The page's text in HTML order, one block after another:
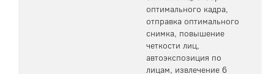
оптимального кадра,
отправка оптимального
снимка, повышение
четкости лиц,
автоэкспозиция по
лицам, извлечение 6